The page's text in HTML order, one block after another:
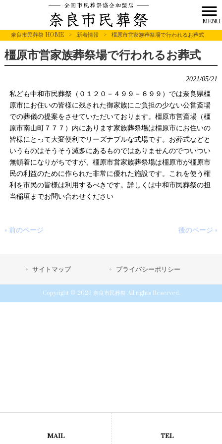
MENU
奈良市民葬祭 HOME
> 新着情報 > 橿原市営家族葬祭場で行われるお葬式
橿原市営家族葬祭場で行われるお葬式
2021/05/21
私ども中和市民葬祭（０１２０－４９９－６９９）では奈良県橿
原市にお住いの皆様に残された御家族にご負担の少ない公営斎場
での葬儀の提案をさせていただいております。橿原市営斎場（橿
原市南山町７７７）内にあります家族葬祭場は橿原市にお住いの
皆様にとって大変便利でリーズナブルな式場です。お葬式などと
いうものはそうそう滅多にあるものではありませんのでついつい
無頓着になりがちですが、橿原市営家族葬祭場は橿原市が橿原市
民の利益のために作られた非常に優れた施設です。これを使う権
利を市民の皆様は利用するべきです。詳しくは中和市民葬祭の担
当稲垣までお問い合わせください
« 前のページ 後のページ »
サイトマップ プライバシーポリシー
Copyright © 2026 奈良市民葬祭 All rights Reserved.
MAIL TEL